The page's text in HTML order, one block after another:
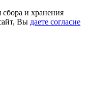
сбора и хранения
Вы даете согласие